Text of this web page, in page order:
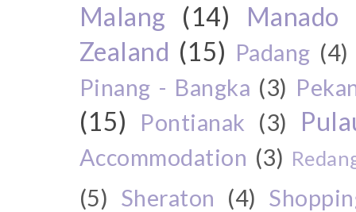
Malang
(14) Manado
Zealand (15) Padang (4)
Pinang - Bangka (3)
(15) Pontianak (3)
Accommodation (3)
(5) Sheraton (4)